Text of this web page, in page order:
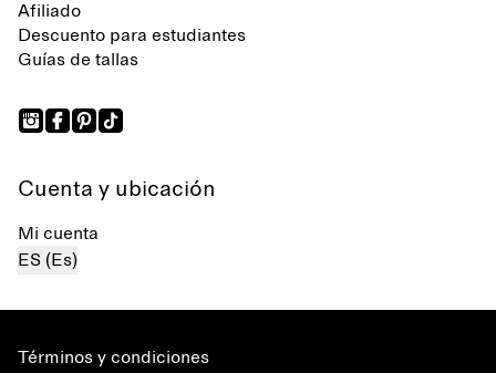
Afiliado
Descuento para estudiantes
Guías de tallas
Cuenta y ubicación
Mi cuenta
ES (Es)
Términos y condiciones